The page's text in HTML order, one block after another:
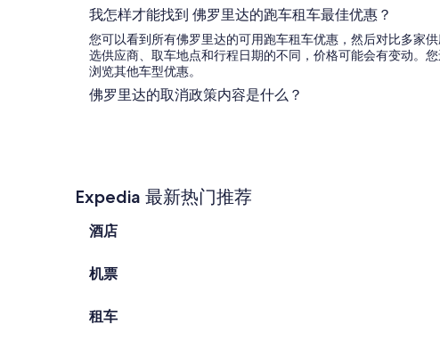
我怎样才能找到 佛罗里达的跑车租车最佳优惠？
您可以看到所有佛罗里达的可用跑车租车优惠，然后对比多家
选供应商、取车地点和行程日期的不同，价格可能会有变动。
浏览其他车型优惠。
佛罗里达的取消政策内容是什么？
Expedia 最新热门推荐
酒店
机票
租车